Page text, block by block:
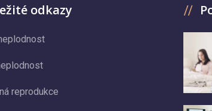
odkazy
reprodukce